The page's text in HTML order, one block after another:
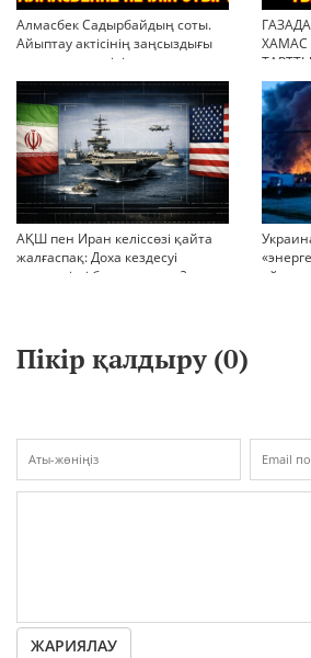
Алмасбек Садырбайдың соты.
Айыптау актісінің заңсыздығы
мен қолдан өсірілген
миллиондар
ХАМАС
АҚШ пен Иран келіссөзі қайта
жалғаспақ: Доха кездесуі
шиеленісті бәсеңдете ме?
Пікір қалдыру (0)
ЖАРИЯЛАУ